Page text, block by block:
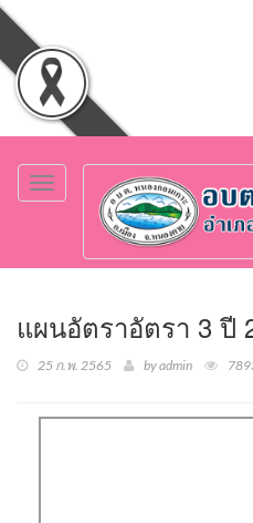
Toggle
navigation
แผนอัตราอัตรา 3
25 ก.พ. 2565 by admin